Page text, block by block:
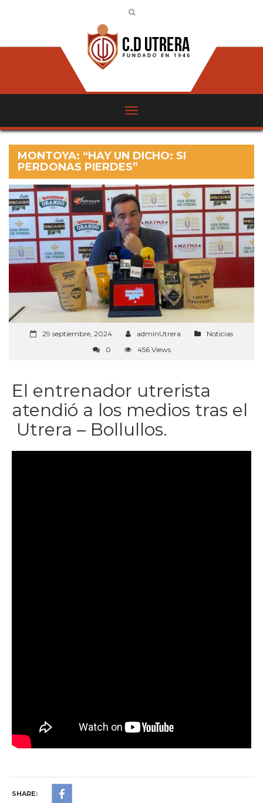
MONTOYA: “HAY UN DICHO: SI
PERDONAS PIERDES”
29 septiembre, 2024 adminUtrera
Noticias
0
456 Views
El entrenador utrerista
atendió a los medios tras el
Utrera – Bollullos.
SHARE: